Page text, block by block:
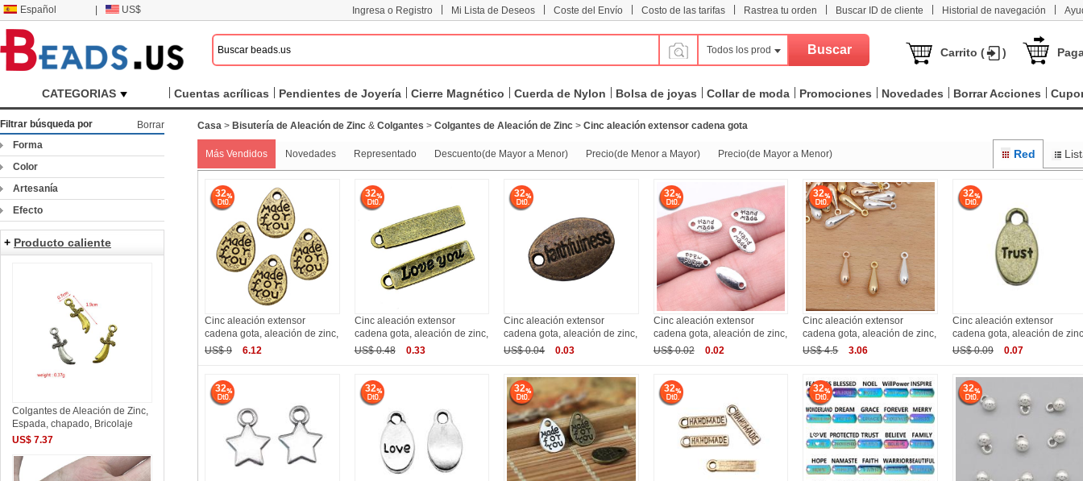
Español US$ Ingresa o Registro Mi Lista de Deseos Coste del Envío Costo de las tarifas Rastrea tu orden Buscar ID de cliente Historial de navegación
Todos los productos Carrito ( )
CATEGORIAS Cuentas acrílicas Pendientes de Joyería Cierre Magnético Cuerda de Nylon Bolsa de joyas Collar de moda Promociones Novedades Borrar Acciones
Casa> Bisutería de Aleación de Zinc& Colgantes > Colgantes de Aleación de Zinc> Cinc aleación extensor cadena gota
Más Vendidos Novedades Representado Descuento(de Mayor a Menor) Precio(de Menor a Mayor) Precio(de Mayor a Menor) Red
32
Cinc aleación extensor
cadena gota, aleación de zinc,
US$ 9
6.12
32
Cinc aleación extensor
cadena gota, aleación de zinc,
US$ 0.48
0.33
32
Cinc aleación extensor
cadena gota, aleación de zinc,
US$ 0.04
0.03
32
Cinc aleación extensor
cadena gota, aleación de zinc,
US$ 0.02
0.02
32
Cinc aleación extensor
cadena gota, aleación de zinc,
US$ 4.5
3.06
32
Cinc aleación extensor
cadena gota, aleación de
US$ 0.09
0.07
32 32 32 32 32 32
Filtrar búsqueda por
Borrar
Forma
Color
Artesanía
Efecto
+ Producto caliente
Colgantes de Aleación de Zinc,
Espada, chapado, Bricolaje
US$ 7.37